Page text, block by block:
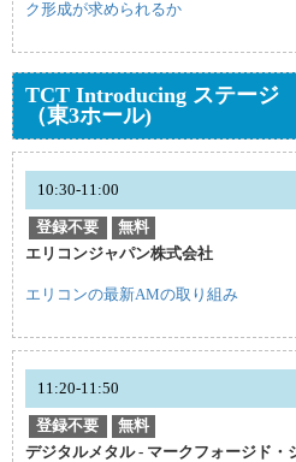
ク形成が求められるか
TCT Introducing ステージ
（東3ホール)
10:30-11:00
登録不要
無料
エリコンジャパン株式会社
エリコンの最新AMの取り組み
11:20-11:50
登録不要
無料
デジタルメタル - マークフォージド・